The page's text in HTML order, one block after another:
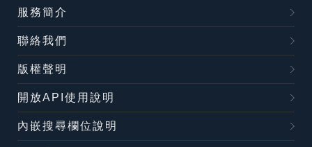
服務簡介
聯絡我們
版權聲明
開放API使用說明
內嵌搜尋欄位說明